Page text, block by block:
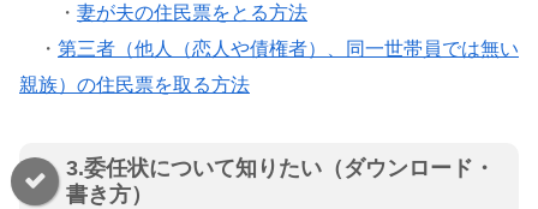
・ 妻が夫の住民票をとる方法
・ 第三者（他人（恋人や債権者）、同一世帯員では無い
親族）の住民票を取る方法
3.委任状について知りたい（ダウンロード・
書き方）